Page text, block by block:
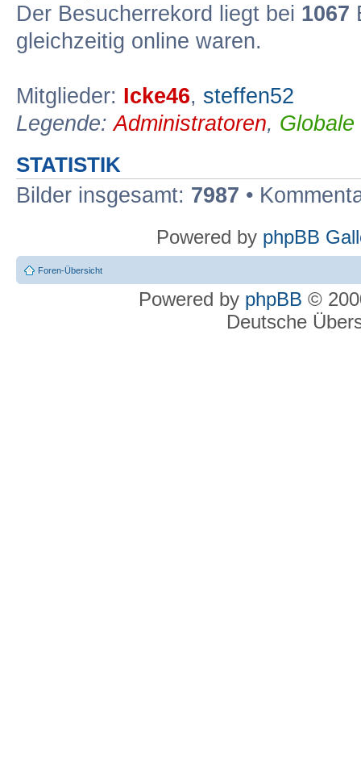
Der Besucherrekord liegt bei 1067
gleichzeitig online waren.
Mitglieder: Icke46, steffen52
Legende:Administratoren,
STATISTIK
Bilder insgesamt: 7987 •
Powered by phpBB
Foren-Übersicht
Powered by phpBB ©
Deutsche